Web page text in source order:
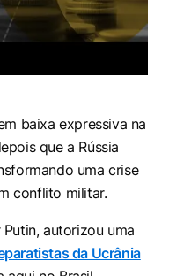
baixa expressiva na
que a Rússia
uma crise
conflito militar.
autorizou uma
da Ucrânia